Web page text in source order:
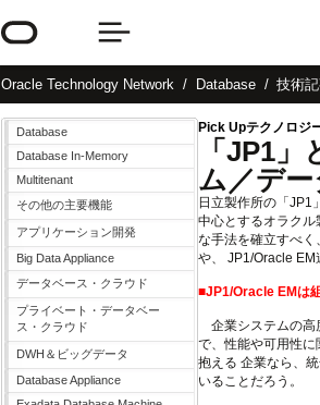
Oracle Technology Network Database 技術
Database
Database In-Memory
Multitenant
その他の主要機能
アプリケーション開発
Big Data Appliance
データベース・クラウド
プライベート・データベー
ス・クラウド
DWH＆ビッグデータ
Database Appliance
Pick Upテクノロジ
「JP1
ム／デ
日立製作所の「JP1
中心とするオラク
な手法を確立すべ
や、 JP1/Oracle EM
■JP1/Oracle EMは
企業システムの高
で、性能や可用性
抱える 企業なら、
いることだろう。